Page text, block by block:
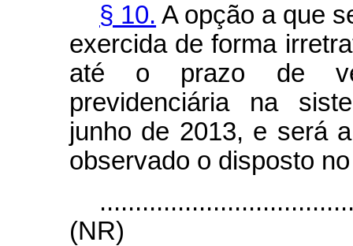
§ 10. A opção a que
exercida de forma
até o prazo de
previdenciária na
junho de 2013, e será
observado o disposto
(NR)